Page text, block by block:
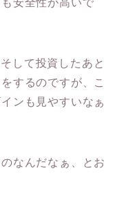
して投資したあと
するのですが、こ
ンも見やすいなぁ
なんだなぁ、とお